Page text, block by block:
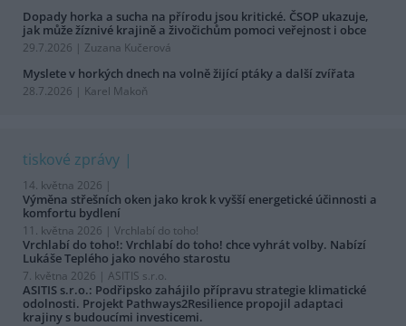
Dopady horka a sucha na přírodu jsou kritické. ČSOP ukazuje,
jak může žíznivé krajině a živočichům pomoci veřejnost i obce
29.7.2026 | Zuzana Kučerová
Myslete v horkých dnech na volně žijící ptáky a další zvířata
28.7.2026 | Karel Makoň
tiskové zprávy
14. května 2026 |
Výměna střešních oken jako krok k vyšší energetické účinnosti a
komfortu bydlení
11. května 2026 | Vrchlabí do toho!
Vrchlabí do toho!: Vrchlabí do toho! chce vyhrát volby. Nabízí
Lukáše Teplého jako nového starostu
7. května 2026 | ASITIS s.r.o.
ASITIS s.r.o.: Podřipsko zahájilo přípravu strategie klimatické
odolnosti. Projekt Pathways2Resilience propojil adaptaci
krajiny s budoucími investicemi.